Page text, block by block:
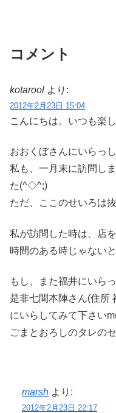
コメント
kotarool より:
2012年2月23日 15:04
こんにちは。いつも楽
おおくぼさんにいらっ
私も、一月末に訪問し
た(^◇^;)
ただ、ここのせいろは
私が訪問した時は、店
時間のある時じゃない
もし、また福井にいら
是非七間本陣さん(住所
にいらしてみて下さい
ごまとおろしのタレの
marsh より:
2012年2月23日 22:17